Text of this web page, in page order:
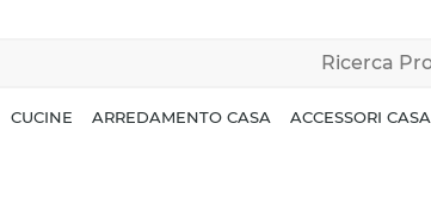
CUCINE ARREDAMENTO CASA ACCESSORI CASA